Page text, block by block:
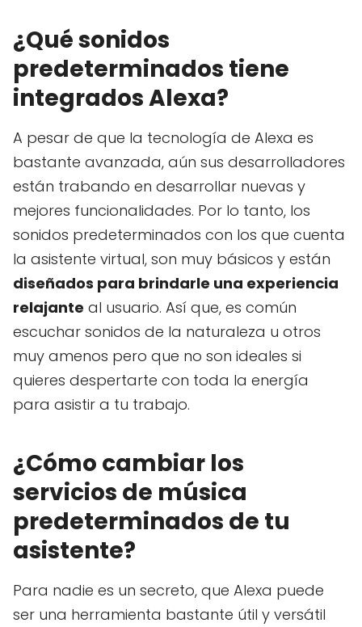
¿Qué sonidos
predeterminados tiene
integrados Alexa?
A pesar de que la tecnología de Alexa es
bastante avanzada, aún sus desarrolladores
están trabando en desarrollar nuevas y
mejores funcionalidades. Por lo tanto, los
sonidos predeterminados con los que cuenta
la asistente virtual, son muy básicos y están
diseñados para brindarle una experiencia
relajante al usuario. Así que, es común
escuchar sonidos de la naturaleza u otros
muy amenos pero que no son ideales si
quieres despertarte con toda la energía
para asistir a tu trabajo.
¿Cómo cambiar los
servicios de música
predeterminados de tu
asistente?
Para nadie es un secreto, que Alexa puede
ser una herramienta bastante útil y versátil